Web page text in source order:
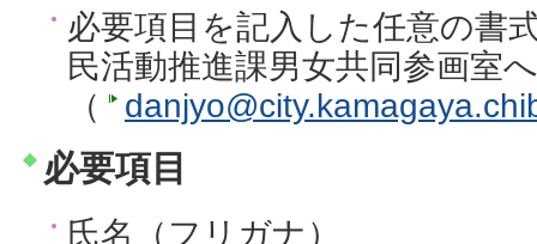
必要項目を記入した任意の書
民活動推進課男女共同参画室
（
必要項目
氏名（フリガナ）